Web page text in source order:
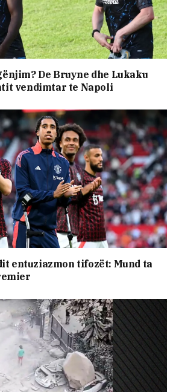
De Bruyne dhe Lukaku
vendimtar te Napoli
entuziazmon tifozët: Mund ta